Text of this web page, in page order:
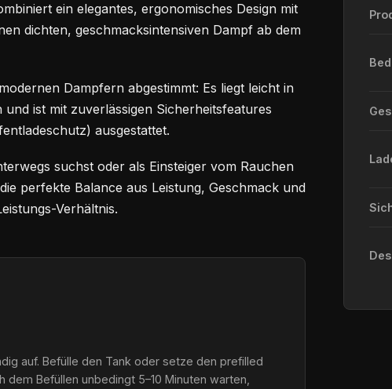
ein elegantes, ergonomisches Design mit
dichten, geschmacksintensiven Dampf ab dem
Dampfern abgestimmt: Es liegt leicht in
ist mit zuverlässigen Sicherheitsfeatures
ausgestattet.
suchst oder als Einsteiger vom Rauchen
perfekte Balance aus Leistung, Geschmack und
Verhältnis.
auf. Befülle den Tank oder setze den prefilled
Befüllen unbedingt 5–10 Minuten warten,